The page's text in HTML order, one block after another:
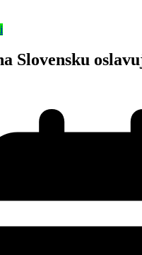
Slovensku